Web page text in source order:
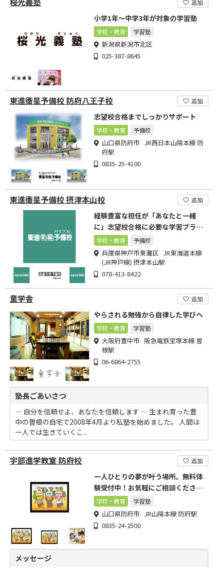
追加
小学1年～中学3年が対象の学習塾
学校・教育 学習塾
新潟県新潟市北区
025-387-8645
東進衛星予備校 防府八王子校 追加
志望校合格までしっかりサポート
学校・教育 予備校
山口県防府市 JR西日本山陽本線 防
府駅
0835-25-4100
東進衛星予備校 摂津本山校 追加
経験豊富な担任が「あなたと一緒
に」志望校合格に必要な学習プラン
を作り上げます。
学校・教育 予備校
兵庫県神戸市東灘区 JR東海道本線
(JR神戸線) 摂津本山駅
078-413-8422
童学舎 追加
やらされる勉強から自律した学びへ
学校・教育 学習塾
大阪府豊中市 阪急電鉄宝塚本線 曽
根駅
06-6864-2755
塾長ごあいさつ
― 自分を信頼せよ、あなたを信頼します ― 生まれ育った豊
中の曽根の自宅で2008年4月より私塾を始めました。 人間は
一人では生きていくこ...
宇部進学教室 防府校 追加
一人ひとりの夢が叶う場所。無料体
験受付中！お気軽にご相談くださ
い！
学校・教育 学習塾
山口県防府市 JR山陽本線 防府駅
0835-24-2500
メッセージ